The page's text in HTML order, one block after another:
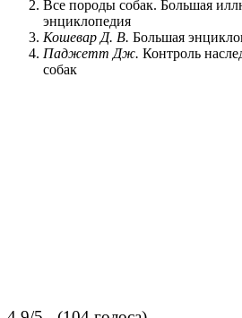
Все породы собак. Большая
энциклопедия
Кошевар Д. В. Большая
Паджетт Дж. Контроль
собак